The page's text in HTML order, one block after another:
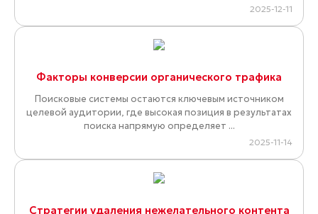
2025-12-11
Факторы конверсии органического трафика
Поисковые системы остаются ключевым источником
целевой аудитории, где высокая позиция в результатах
поиска напрямую определяет ...
2025-11-14
Стратегии удаления нежелательного контента